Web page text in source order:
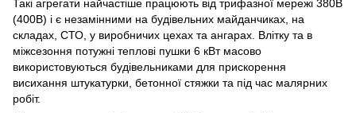
Такі агрегати найчастіше працюють від трифазної мережі 380В
(400В) і є незамінними на будівельних майданчиках, на
складах, СТО, у виробничих цехах та ангарах. Влітку та в
міжсезоння потужні теплові пушки 6 кВт масово
використовуються будівельниками для прискорення
висихання штукатурки, бетонної стяжки та під час малярних
робіт.